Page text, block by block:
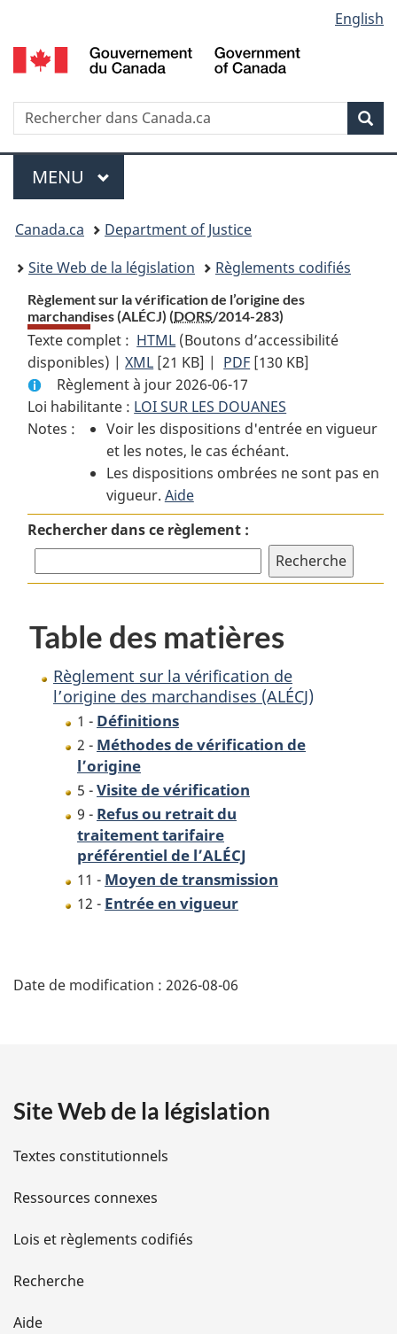
au
contenu
propos
de
la
HTML
simplifiée
selection
English
Recherche
Menu
MENU PRINCIPAL
You
are
here:
Canada.ca
Department of Justice
Site Web de la législation
Règlements codifiés
Règlement sur la vérification de l’origine des
marchandises (ALÉCJ) (DORS/2014-283)
Texte complet : HTML Texte
complet
:
Règlement
sur
la
vérification
de
l’origine
des
(ALÉCJ)
(Boutons d’accessibilité
disponibles) |XML Texte
complet
:
Règlement
sur
la
vérification
de
l’origine
marchandises
[21 KB] | PDF Texte
:
Règlement
sur
la
de
marchandises
[130 KB]
Règlement à jour 2026-06-17
Loi habilitante : LOI SUR LES DOUANES
Notes :
Voir les dispositions d'entrée en vigueur
et les notes, le cas échéant.
Les dispositions ombrées ne sont pas en
vigueur. Aide
Rechercher dans ce règlement :
Table des matières
Règlement sur la vérification de
l’origine des marchandises (ALÉCJ)
1 - Définitions
2 - Méthodes de vérification de
l’origine
5 -Visite de vérification
9 - Refus ou retrait du
traitement tarifaire
préférentiel de l’ALÉCJ
11 - Moyen de transmission
12 - Entrée en vigueur
é
i
l
s
d
e
l
Date de modification : 2026-08-06
Site Web de la législation
Textes constitutionnels
Ressources connexes
Lois et règlements codifiés
Recherche
Aide